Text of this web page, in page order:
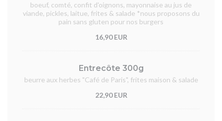
boeuf, comté, confit d'oignons, mayonnaise au jus de
viande, pickles, laitue, frites & salade *nous proposons du
pain sans gluten pour nos burgers
16,90 EUR
Entrecôte 300g
beurre aux herbes "Café de Paris", frites maison & salade
22,90 EUR